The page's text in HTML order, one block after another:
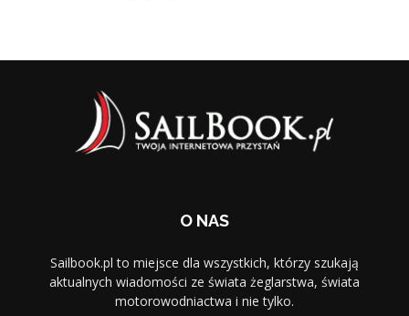
O NAS
Sailbook.pl to miejsce dla wszystkich, którzy szukają
aktualnych wiadomości ze świata żeglarstwa, świata
motorowodniactwa i nie tylko.